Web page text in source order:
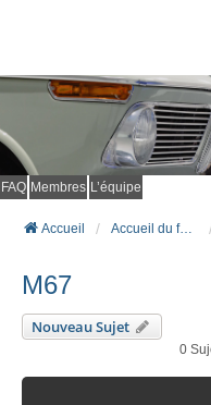
FAQ Membres L’équipe
Accueil Accueil du forum
M67
Nouveau Sujet
0